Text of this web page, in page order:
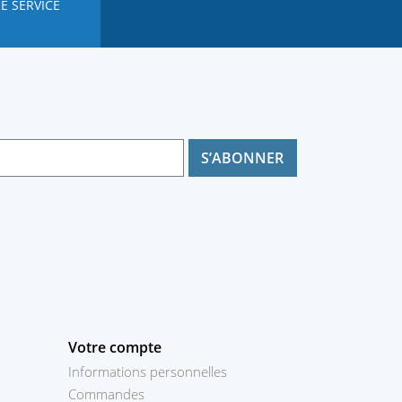
SERVICE
Votre compte
Informations personnelles
Commandes